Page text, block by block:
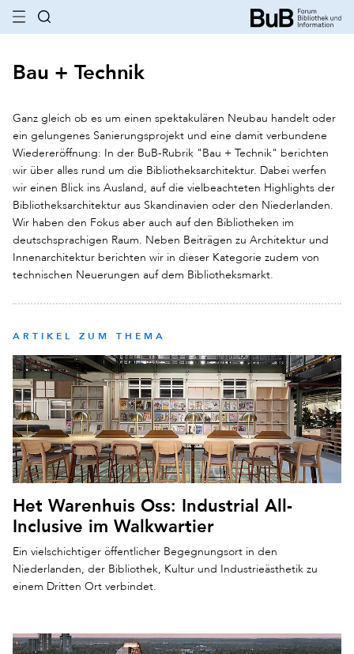
Bau + Technik
Ganz gleich ob es um einen spektakulären Neubau handelt oder
ein gelungenes Sanierungsprojekt und eine damit verbundene
Wiedereröffnung: In der BuB-Rubrik "Bau + Technik" berichten
wir über alles rund um die Bibliotheksarchitektur. Dabei werfen
wir einen Blick ins Ausland, auf die vielbeachteten Highlights der
Bibliotheksarchitektur aus Skandinavien oder den Niederlanden.
Wir haben den Fokus aber auch auf den Bibliotheken im
deutschsprachigen Raum. Neben Beiträgen zu Architektur und
Innenarchitektur berichten wir in dieser Kategorie zudem von
technischen Neuerungen auf dem Bibliotheksmarkt.
ARTIKEL ZUM THEMA
Het Warenhuis Oss: Industrial All-
Inclusive im Walkwartier
Ein vielschichtiger öffentlicher Begegnungsort in den
Niederlanden, der Bibliothek, Kultur und Industrieästhetik zu
einem Dritten Ort verbindet.